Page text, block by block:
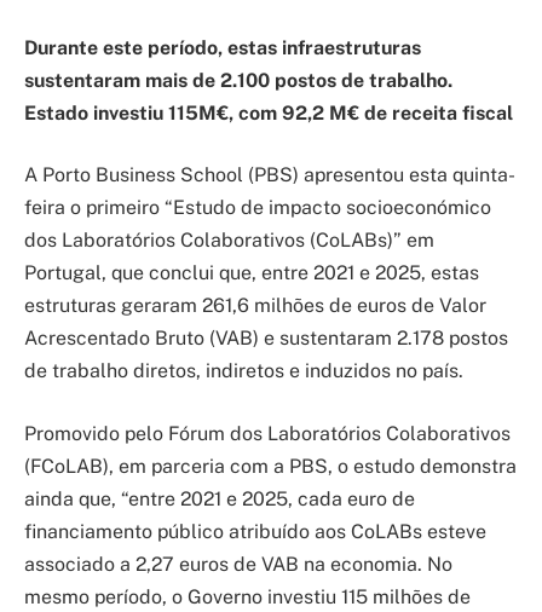
Durante este período, estas infraestruturas
sustentaram mais de 2.100 postos de trabalho.
Estado investiu 115M€, com 92,2 M€ de receita fiscal
A Porto Business School (PBS) apresentou esta quinta-
feira o primeiro “Estudo de impacto socioeconómico
dos Laboratórios Colaborativos (CoLABs)” em
Portugal, que conclui que, entre 2021 e 2025, estas
estruturas geraram 261,6 milhões de euros de Valor
Acrescentado Bruto (VAB) e sustentaram 2.178 postos
de trabalho diretos, indiretos e induzidos no país.
Promovido pelo Fórum dos Laboratórios Colaborativos
(FCoLAB), em parceria com a PBS, o estudo demonstra
ainda que, “entre 2021 e 2025, cada euro de
financiamento público atribuído aos CoLABs esteve
associado a 2,27 euros de VAB na economia. No
mesmo período, o Governo investiu 115 milhões de